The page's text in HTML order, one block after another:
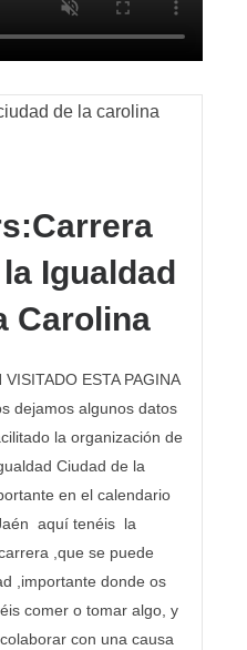
Igualdad
Carolina
ESTA PAGINA
dejamos algunos datos
la organización de
Ciudad de la
en el calendario
aquí tenéis la
,que se puede
,importante donde os
comer o tomar algo, y
con una causa